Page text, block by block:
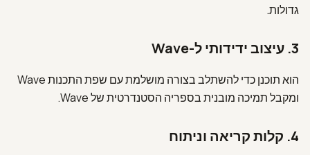
גדולות.
3. עיצוב ידידותי ל-Wave
הוא תוכנן כדי להשתלב בצורה מושלמת עם שפת התכנות Wave
ומקבל תמיכה מובנית בספריה הסטנדרטית של Wave.
4. קלות קריאה וניתוח